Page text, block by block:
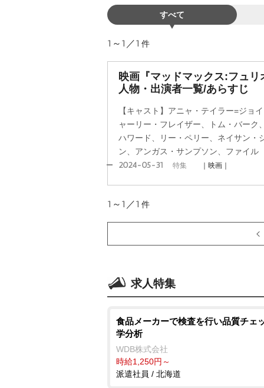
すべて
1～1／1 件
映画『マッドマックス:フュ
人物・出演者一覧/あらすじ
【キャスト】アニャ・テイラー=ジョ
ャーリー・フレイザー、トム・バーク
ハワード、リー・ペリー、ネイサン・
ン、アンガス・サンプソン、ファイル
2024-05-31 特集 ｜映画｜
1～1／1 件
求人特集
食品メーカーで検査を行い品質チェ
学分析
WDB株式会社
時給1,250円～
派遣社員 / 北海道